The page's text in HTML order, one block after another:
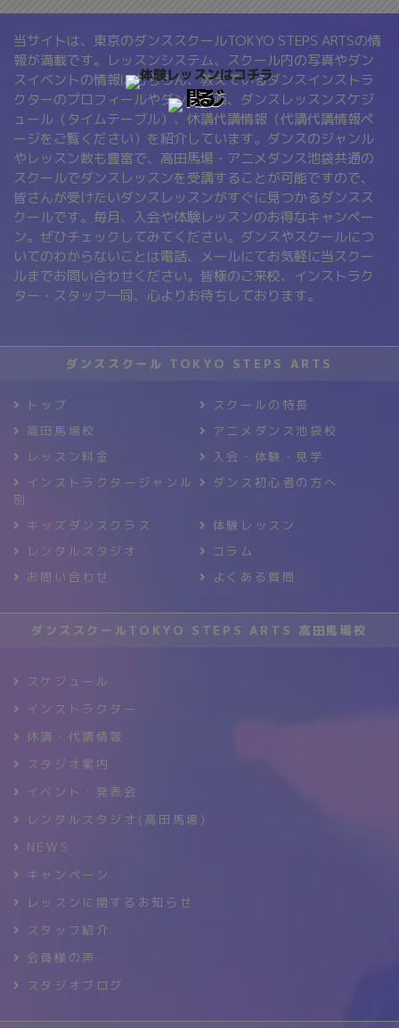
当サイトは、東京のダンススクールTOKYO STEPS ARTSの情
報が満載です。レッスンシステム、スクール内の写真やダン
スイベントの情報はもちろん、教えているダンスインストラ
クターのプロフィールやダンス動画、ダンスレッスンスケジ
ュール（タイムテーブル）、休講代講情報（代講代講情報ペ
ージをご覧ください）を紹介しています。ダンスのジャンル
やレッスン数も豊富で、高田馬場・アニメダンス池袋共通の
スクールでダンスレッスンを受講することが可能ですので、
皆さんが受けたいダンスレッスンがすぐに見つかるダンスス
クールです。毎月、入会や体験レッスンのお得なキャンペー
ン。ぜひチェックしてみてください。ダンスやスクールにつ
いてのわからないことは電話、メールにてお気軽に当スクー
ルまでお問い合わせください。皆様のご来校、インストラク
ター・スタッフ一同、心よりお待ちしております。
ダンススクール TOKYO STEPS ARTS
トップ
スクールの特長
高田馬場校
アニメダンス池袋校
レッスン料金
入会・体験・見学
インストラクタージャンル
別
ダンス初心者の方へ
キッズダンスクラス
体験レッスン
レンタルスタジオ
コラム
お問い合わせ
よくある質問
ダンススクールTOKYO STEPS ARTS 高田馬場校
スケジュール
インストラクター
休講・代講情報
スタジオ案内
イベント・発表会
レンタルスタジオ(高田馬場)
NEWS
キャンペーン
レッスンに関するお知らせ
スタッフ紹介
会員様の声
スタジオブログ